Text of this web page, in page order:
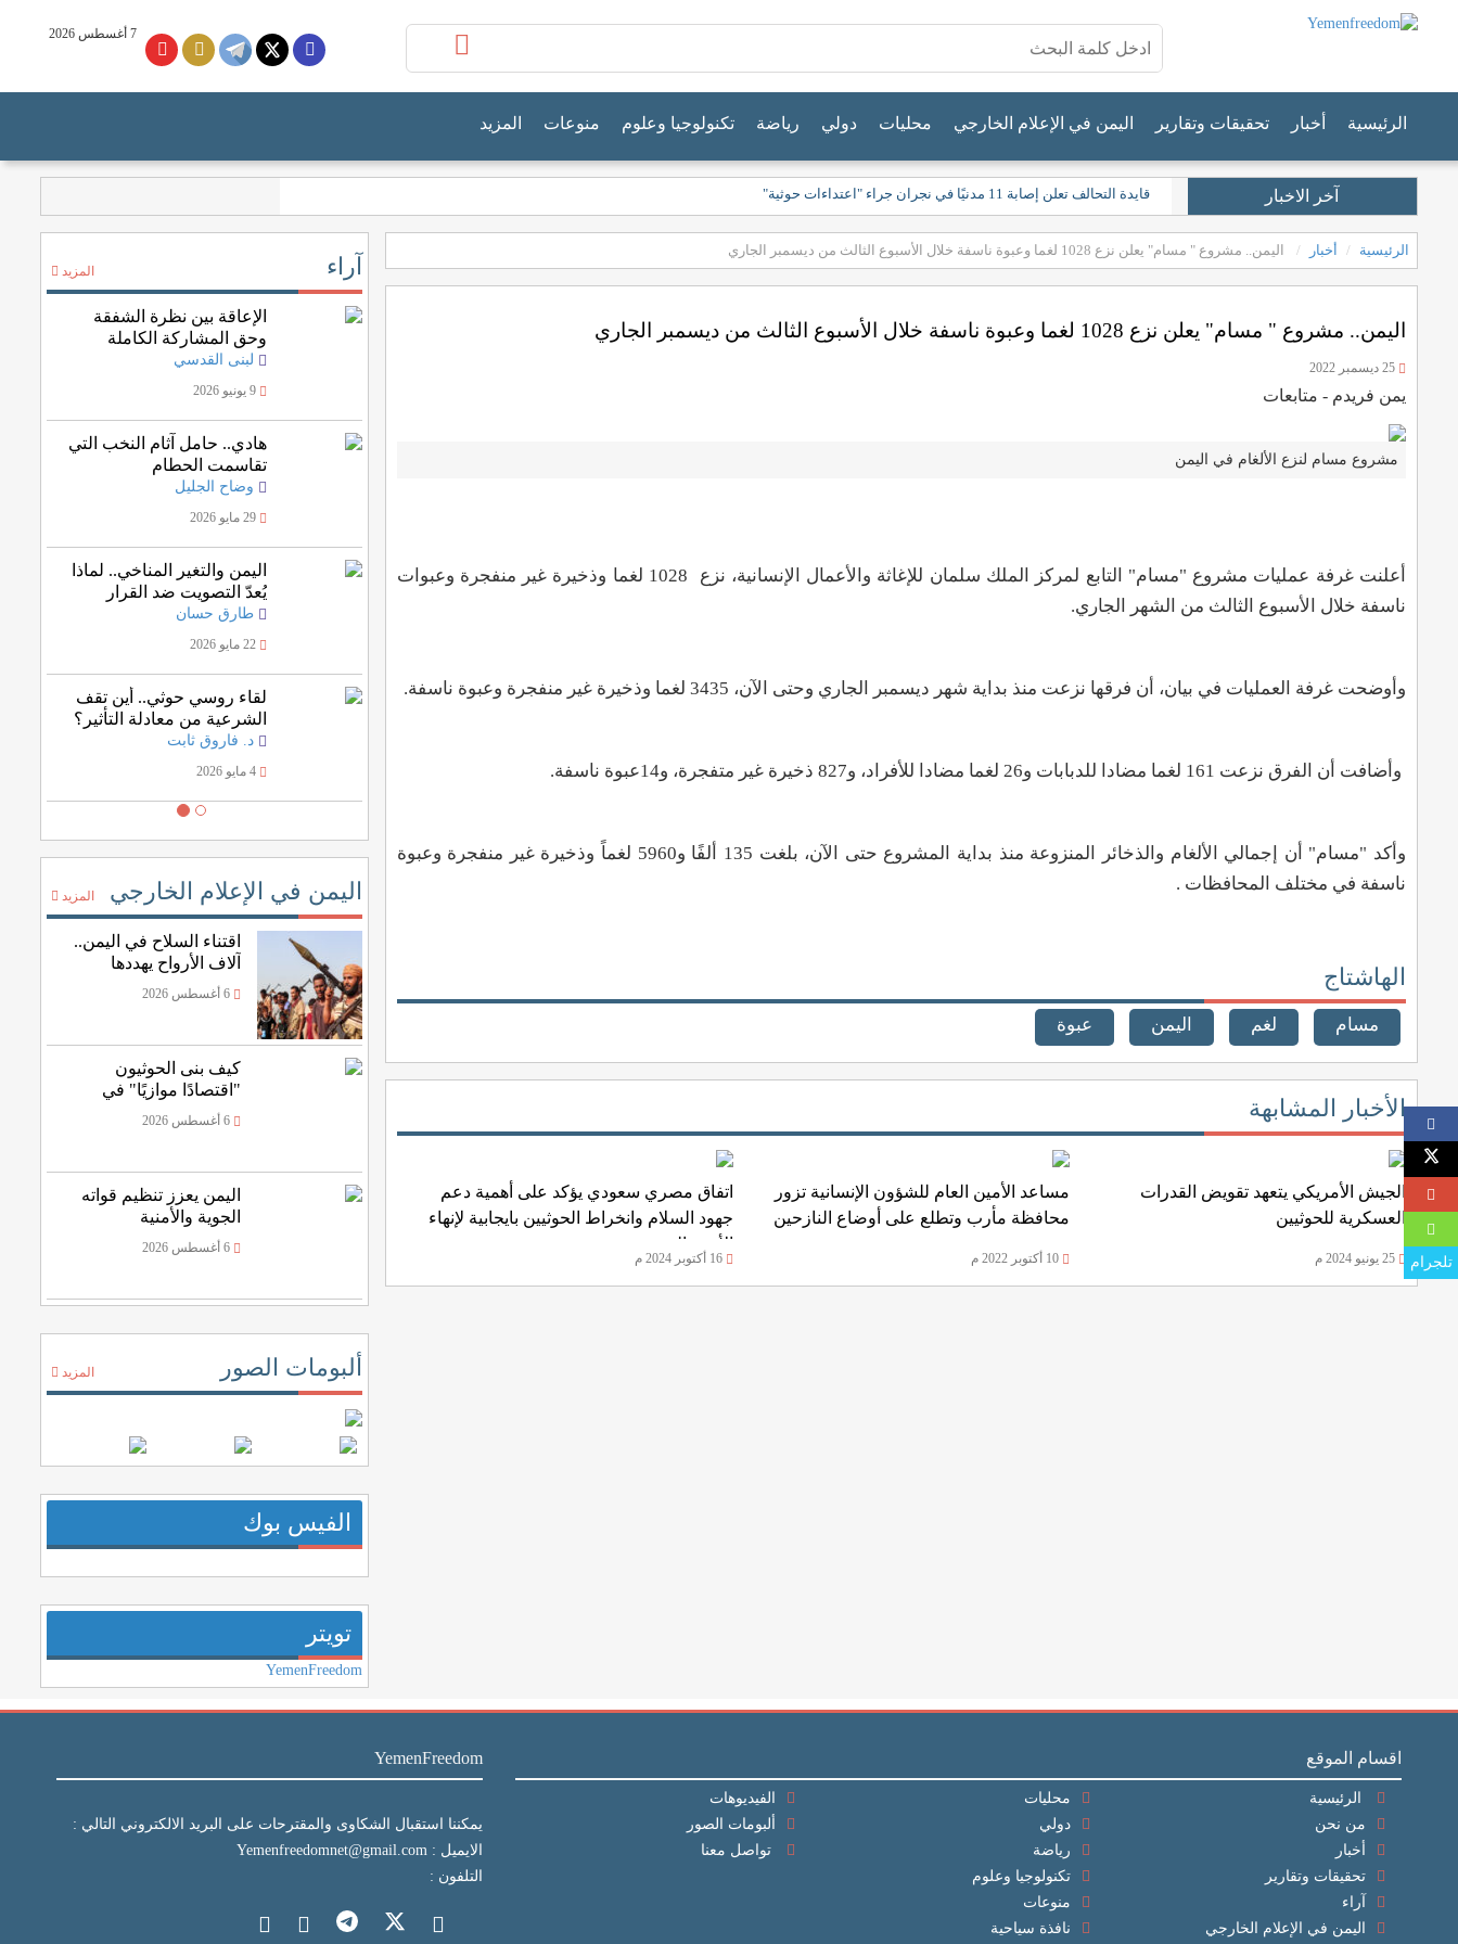
7 أغسطس 2026
الرئيسية أخبار تحقيقات وتقارير اليمن في الإعلام الخارجي محليات دولي رياضة تكنولوجيا وعلوم منوعات المزيد
آخر الاخبار قايدة التحالف تعلن إصابة 11 مدنيًا في نجران جراء "اعتداءات حوثية"
الرئيسية أخبار اليمن.. مشروع " مسام" يعلن نزع 1028 لغما وعبوة ناسفة خلال الأسبوع الثالث من ديسمبر الجاري
اليمن.. مشروع " مسام" يعلن نزع 1028 لغما وعبوة ناسفة خلال الأسبوع الثالث من ديسمبر الجاري
يمن فريدم - متابعات
مشروع مسام لنزع الألغام في اليمن
أعلنت غرفة عمليات مشروع "مسام" التابع لمركز الملك سلمان للإغاثة والأعمال الإنسانية، نزع 1028 لغما وذخيرة غير منفجرة وعبوات
ناسفة خلال الأسبوع الثالث من الشهر الجاري.
وأوضحت غرفة العمليات في بيان، أن فرقها نزعت منذ بداية شهر ديسمبر الجاري وحتى الآن، 3435 لغما وذخيرة غير منفجرة وعبوة ناسفة.
وأضافت أن الفرق نزعت 161 لغما مضادا للدبابات و26 لغما مضادا للأفراد، و827 ذخيرة غير متفجرة، و14عبوة ناسفة.
وأكد "مسام" أن إجمالي الألغام والذخائر المنزوعة منذ بداية المشروع حتى الآن، بلغت 135 ألفًا و5960 لغماً وذخيرة غير منفجرة وعبوة
ناسفة في مختلف المحافظات .
الهاشتاج
مسام لغم اليمن عبوة
الأخبار المشابهة
الجيش الأمريكي يتعهد تقويض القدرات
العسكرية للحوثيين
مساعد الأمين العام للشؤون الإنسانية تزور
محافظة مأرب وتطلع على أوضاع النازحين
10 أكتوبر 2022 م
اتفاق مصري سعودي يؤكد على أهمية دعم
جهود السلام وانخراط الحوثيين بايجابية لإنهاء
الأزمة اليمنية
16 أكتوبر 2024 م
آراء المزيد
الإعاقة بين نظرة الشفقة
وحق المشاركة الكاملة
لبنى القدسي
9 يونيو 2026
هادي.. حامل آثام النخب التي
تقاسمت الحطام
وضاح الجليل
29 مايو 2026
اليمن والتغير المناخي.. لماذا
يُعدّ التصويت ضد القرار
الأممي خسارة للمصلحة
اليمنية؟
طارق حسان
22 مايو 2026
لقاء روسي حوثي.. أين تقف
الشرعية من معادلة التأثير؟
د. فاروق ثابت
4 مايو 2026
اليمن في الإعلام الخارجي المزيد
اقتناء السلاح في اليمن..
آلاف الأرواح يهددها
الرصاص المنفلت6 أغسطس 2026
كيف بنى الحوثيون
"اقتصادًا موازيًا" في
اليمن؟6 أغسطس 2026
اليمن يعزز تنظيم قواته
الجوية والأمنية
6 أغسطس 2026
ألبومات الصور المزيد
الفيس بوك
تويتر
YemenFreedom
تلجرام
اقسام الموقع
الرئيسية
من نحن
أخبار
تحقيقات وتقارير
آراء
اليمن في الإعلام الخارجي
محليات
دولي
رياضة
تكنولوجيا وعلوم
منوعات
نافذة سياحية
الفيديوهات
ألبومات الصور
تواصل معنا
YemenFreedom
يمكننا استقبال الشكاوى والمقترحات على البريد الالكتروني التالي :
الايميل : Yemenfreedomnet@gmail.com
التلفون :